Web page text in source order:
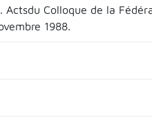
Colloque de la
1988.